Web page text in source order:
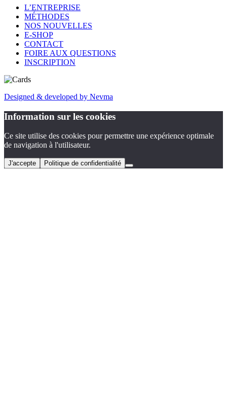
L’ENTREPRISE
MÉTHODES
NOS NOUVELLES
E-SHOP
CONTACT
FOIRE AUX QUESTIONS
INSCRIPTION
Designed & developed by Nevma
Information sur les cookies
Ce site utilise des cookies pour permettre une expérience optimale
de navigation à l'utilisateur.
J'accepte Politique de confidentialité